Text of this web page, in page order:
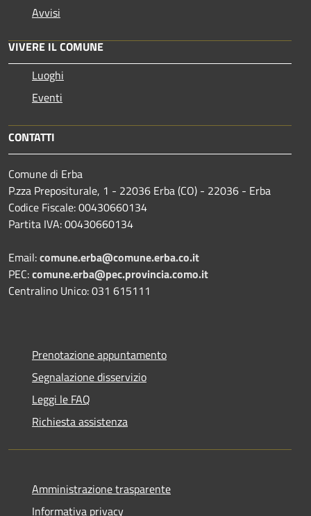
Avvisi
VIVERE IL COMUNE
Luoghi
Eventi
CONTATTI
Comune di Erba
P.zza Prepositurale, 1 - 22036 Erba (CO) - 22036 - Erba
Codice Fiscale: 00430660134
Partita IVA: 00430660134
Email:comune.erba@comune.erba.co.it
PEC:comune.erba@pec.provincia.como.it
Centralino Unico: 031 615111
Prenotazione appuntamento
Segnalazione disservizio
Leggi le FAQ
Richiesta assistenza
Amministrazione trasparente
Informativa privacy